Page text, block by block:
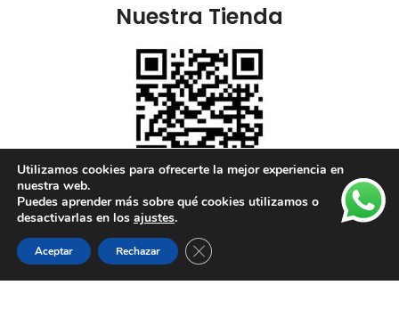
Nuestra Tienda
Nuestras Redes:
de deseos
CarritoMi cuenta
Utilizamos cookies para ofrecerte la mejor experiencia en
nuestra web.
Puedes aprender más sobre qué cookies utilizamos o
desactivarlas en los ajustes.
Aceptar Rechazar Cerrar el banner de cookies RGPD